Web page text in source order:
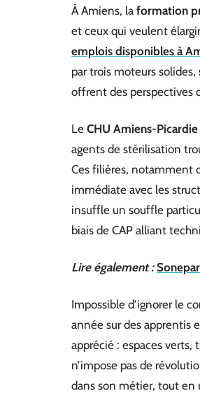
À Amiens, la formation
et ceux qui veulent
emplois disponibles à
par trois moteurs solides,
offrent des perspectives
Le CHU Amiens-Picardie
agents de stérilisation
Ces filières, notamment
immédiate avec les
insuffle un souffle
biais de CAP alliant
Lire également :
Impossible d’ignorer le
année sur des apprentis
apprécié : espaces
n’impose pas de
dans son métier, tout en